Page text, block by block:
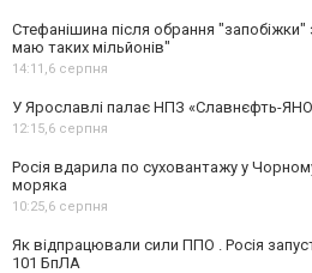
Стефанішина після обрання
маю таких мільйонів"
14:11,6 серпня
У Ярославлі палає НПЗ «Славнєфть-
12:15,6 серпня
Росія вдарила по суховантажу у
моряка
10:25,6 серпня
Як відпрацювали сили ППО . Росія
101 БпЛА